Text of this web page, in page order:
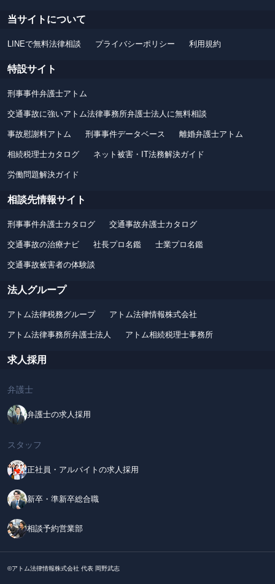
当サイトについて
LINEで無料法律相談 プライバシーポリシー 利用規約
特設サイト
刑事事件弁護士アトム
交通事故に強いアトム法律事務所弁護士法人に無料相談
事故慰謝料アトム 刑事事件データベース 離婚弁護士アトム
相続税理士カタログ ネット被害・IT法務解決ガイド
労働問題解決ガイド
相談先情報サイト
刑事事件弁護士カタログ 交通事故弁護士カタログ
交通事故の治療ナビ 社長プロ名鑑 士業プロ名鑑
交通事故被害者の体験談
法人グループ
アトム法律税務グループ アトム法律情報株式会社
アトム法律事務所弁護士法人 アトム相続税理士事務所
求人採用
弁護士
弁護士の求人採用
スタッフ
正社員・アルバイトの求人採用
新卒・準新卒総合職
相談予約営業部
©アトム法律情報株式会社 代表 岡野武志